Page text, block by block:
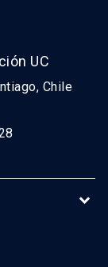
UC
Chile